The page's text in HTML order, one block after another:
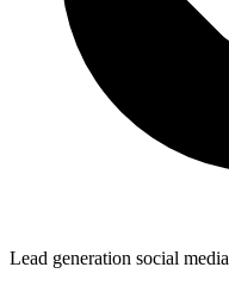
Lead generation social media